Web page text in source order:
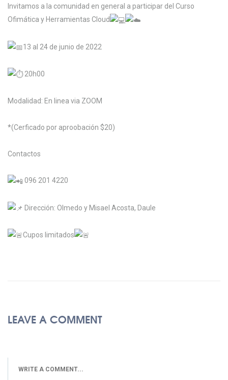
Invitamos a la comunidad en general a participar del Curso
Ofimática y Herramientas Cloud
13 al 24 de junio de 2022
20h00
Modalidad: En linea via ZOOM
*(Cerficado por aproobación $20)
Contactos
096 201 4220
Dirección: Olmedo y Misael Acosta, Daule
Cupos limitados
LEAVE A COMMENT